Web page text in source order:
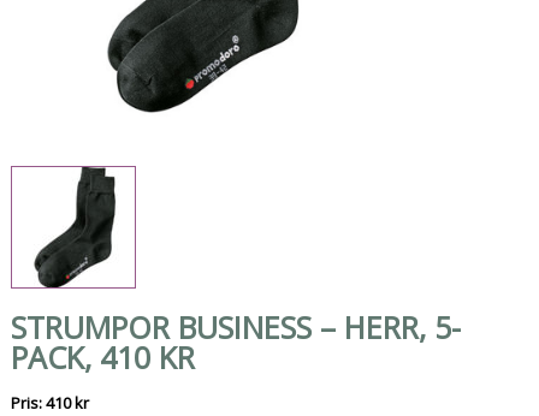
STRUMPOR BUSINESS – HERR, 5-
PACK, 410 KR
Pris: 410 kr